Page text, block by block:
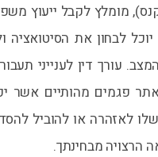
מומלץ לקבל ייעוץ
לבחון את הסיטואציה
עורך דין לענייני
פגמים מהותיים אשר
לאזהרה או להוביל
הרצויה מבחינתך.